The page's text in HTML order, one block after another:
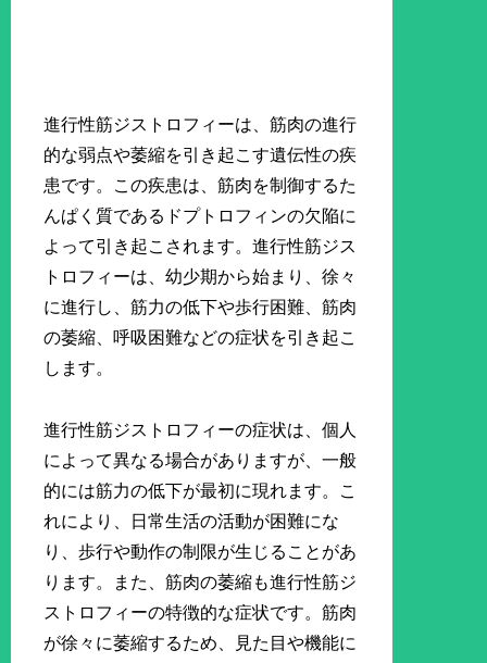
進行性筋ジストロフィーは、筋肉の進行
的な弱点や萎縮を引き起こす遺伝性の疾
患です。この疾患は、筋肉を制御するた
んぱく質であるドプトロフィンの欠陥に
よって引き起こされます。進行性筋ジス
トロフィーは、幼少期から始まり、徐々
に進行し、筋力の低下や歩行困難、筋肉
の萎縮、呼吸困難などの症状を引き起こ
します。
進行性筋ジストロフィーの症状は、個人
によって異なる場合がありますが、一般
的には筋力の低下が最初に現れます。こ
れにより、日常生活の活動が困難にな
り、歩行や動作の制限が生じることがあ
ります。また、筋肉の萎縮も進行性筋ジ
ストロフィーの特徴的な症状です。筋肉
が徐々に萎縮するため、見た目や機能に